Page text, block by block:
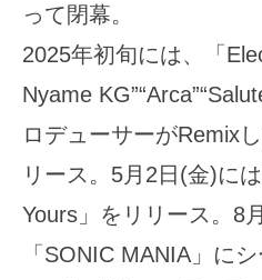
って閉幕。
2025年初旬には、「
Nyame
ロデューサーがRemix
リース。5月2日(金)に
Yours」をリリース。8
「SONIC MANIA」に